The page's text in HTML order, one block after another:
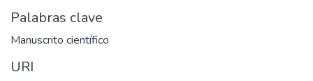
Palabras clave
Manuscrito científico
URI